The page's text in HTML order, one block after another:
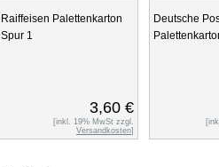
Raiffeisen Palettenkarton
Spur 1
3,60 €
[inkl. 19% MwSt zzgl.
Versandkosten]
Deutsche